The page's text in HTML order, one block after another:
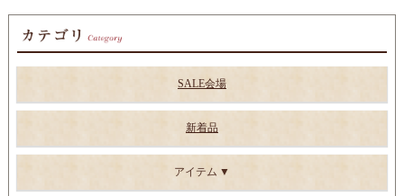
SALE会場
新着品
アイテム